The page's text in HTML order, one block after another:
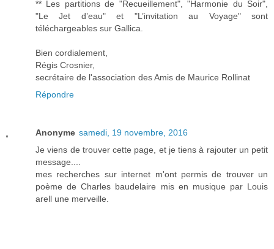
** Les partitions de "Recueillement", "Harmonie du Soir",
"Le Jet d’eau" et "L’invitation au Voyage" sont
téléchargeables sur Gallica.
Bien cordialement,
Régis Crosnier,
secrétaire de l'association des Amis de Maurice Rollinat
Répondre
Anonyme samedi, 19 novembre, 2016
Je viens de trouver cette page, et je tiens à rajouter un petit
message....
mes recherches sur internet m'ont permis de trouver un
poème de Charles baudelaire mis en musique par Louis
arell une merveille.